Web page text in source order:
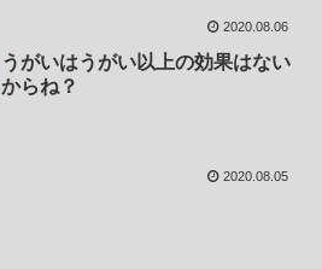
2020.08.06
うがいはうがい以上の効果はない
からね？
2020.08.05